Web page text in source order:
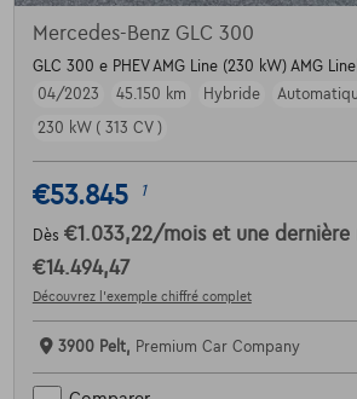
Mercedes-Benz GLC 300
GLC 300 e PHEV AMG Line (230 kW) AMG
04/2023
45.150 km Hybride
230 kW ( 313 CV )
€53.845 1
Dès €1.033,22/mois et une dernière
€14.494,47
Découvrez l’exemple chiffré complet
3900 Pelt, Premium Car Company